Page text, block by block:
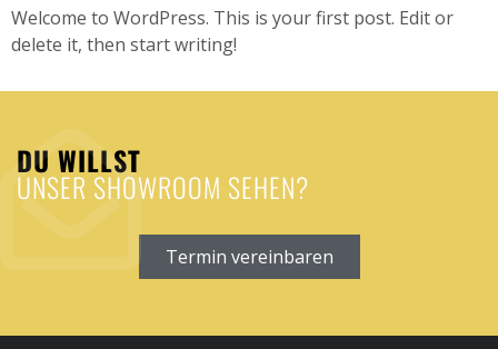
Welcome to WordPress. This is your first post. Edit or
delete it, then start writing!
DU WILLST
UNSER SHOWROOM SEHEN?
Termin vereinbaren